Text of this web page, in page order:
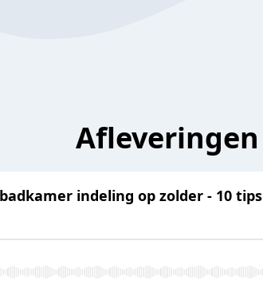
Afleveringen
indeling op zolder - 10 tips